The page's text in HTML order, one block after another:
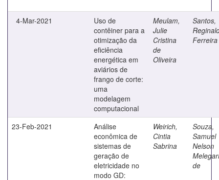
4-Mar-2021
Uso de
contêiner para a
otimização da
eficiência
energética em
aviários de
frango de corte:
uma
modelagem
computacional
Meulam,
Julie
Cristina
de
Oliveira
Santos,
Ferreira
23-Feb-2021
Análise
econômica de
sistemas de
geração de
eletricidade no
modo GD:
Weirich,
Cintia
Sabrina
Souza,
Samuel
Nelson
Melegari
de